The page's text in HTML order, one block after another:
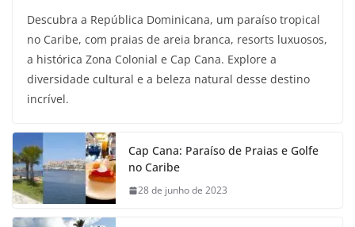
Descubra a República Dominicana, um paraíso tropical
no Caribe, com praias de areia branca, resorts luxuosos,
a histórica Zona Colonial e Cap Cana. Explore a
diversidade cultural e a beleza natural desse destino
incrível.
Cap Cana: Paraíso de Praias e Golfe
no Caribe
28 de junho de 2023